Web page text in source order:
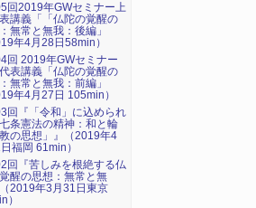
回2019年GWセミナー上
講義「「仏陀の覚醒の
無常と無我：後編」
年4月28日58min）
回 2019年GWセミナー
表講義「仏陀の覚醒の
無常と無我：前編」
年4月27日 105min）
回『「令和」に込められ
条憲法の精神：和と輪
の思想」』（2019年4
福岡 61min）
回『苦しみを根絶する仏
醒の思想：無常と無
2019年3月31日東京
）